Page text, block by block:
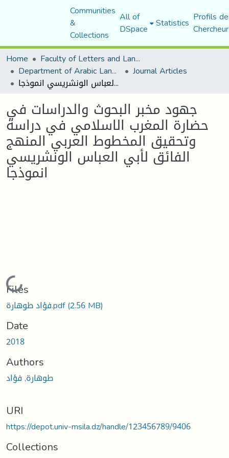
Communities
&
Collections
All of
DSpace Statistics Profils
Home
Faculty of Letters and Languages
Department of Arabic Language and Literature Journal Articles
جهود مخبر البحوث والدراسات في حضارة المغرب الاسلامي في دراسة وتحقيق المخطوط العربي المنهج الفائق لأبي العباس الونشريسي انموذجا
جهود مخبر البحوث والدراسات في
حضارة المغرب الاسلامي في دراسة
وتحقيق المخطوط العربي المنهج
الفائق لأبي العباس الونشريسي
انموذجا
Loading...
Files
فؤاد طوهارة.pdf(2.56 MB)
Date
2018
Authors
طوهارة, فؤاد
URI
https://depot.univ-msila.dz/handle/123456789/9406
Collections